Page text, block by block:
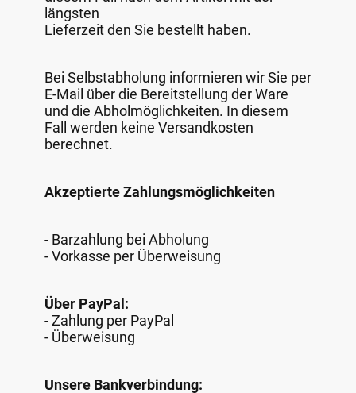
längsten
Lieferzeit den Sie bestellt haben.
Bei Selbstabholung informieren wir Sie per
E-Mail über die Bereitstellung der Ware
und die Abholmöglichkeiten. In diesem
Fall werden keine Versandkosten
berechnet.
Akzeptierte Zahlungsmöglichkeiten
- Barzahlung bei Abholung
- Vorkasse per Überweisung
Über PayPal:
- Zahlung per PayPal
- Überweisung
Unsere Bankverbindung: